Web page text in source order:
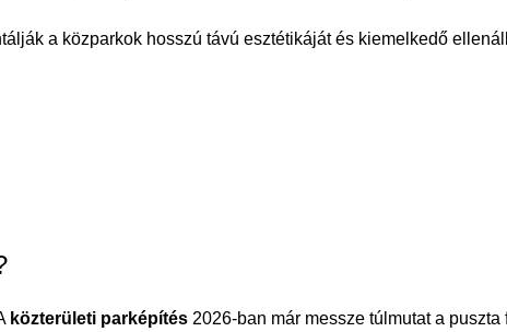
a közparkok hosszú távú esztétikáját és kiemelkedő
közterületi parképítés 2026-ban már messze túlmutat a